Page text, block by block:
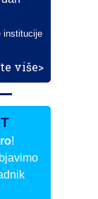
institucije
više>
!